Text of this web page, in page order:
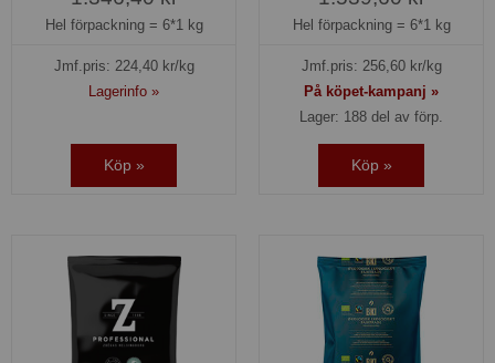
Hel förpackning = 6*1 kg
Jmf.pris: 224,40kr/kg
Lagerinfo »
Köp »
Hel förpackning = 6*1 kg
Jmf.pris: 256,60kr/kg
På köpet-kampanj »
Lager: 188 del av förp.
Köp »